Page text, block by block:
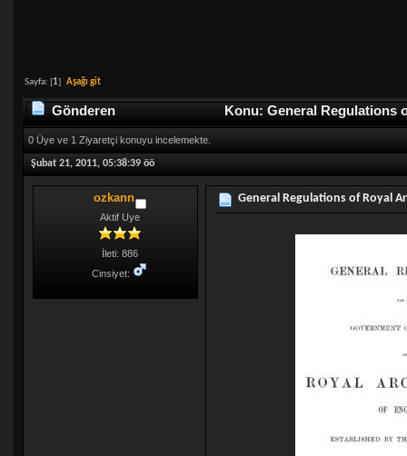
Sayfa: [1] Aşağı git
Gönderen Konu: General Regulations
0 Üye ve 1 Ziyaretçi konuyu incelemekte.
Şubat 21, 2011, 05:38:39 öö
ozkann
Aktif Uye
İleti: 886
Cinsiyet:
General Regulations of Royal